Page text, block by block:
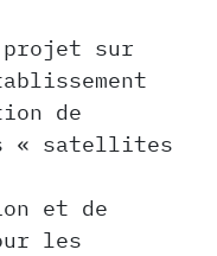
projet sur
de
« satellites
et de
les